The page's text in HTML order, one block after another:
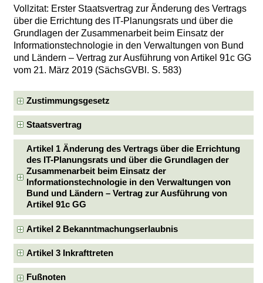
Vollzitat: Erster Staatsvertrag zur Änderung des Vertrags
über die Errichtung des IT-Planungsrats und über die
Grundlagen der Zusammenarbeit beim Einsatz der
Informationstechnologie in den Verwaltungen von Bund
und Ländern – Vertrag zur Ausführung von Artikel 91c GG
vom 21. März 2019 (SächsGVBl. S. 583)
Zustimmungsgesetz
Staatsvertrag
Artikel 1 Änderung des Vertrags über die Errichtung
des IT-Planungsrats und über die Grundlagen der
Zusammenarbeit beim Einsatz der
Informationstechnologie in den Verwaltungen von
Bund und Ländern – Vertrag zur Ausführung von
Artikel 91c GG
Artikel 2 Bekanntmachungserlaubnis
Artikel 3 Inkrafttreten
Fußnoten